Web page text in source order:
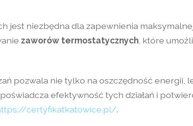
jest niezbędna dla zapewnienia
zaworów termostatycznych, które
pozwala nie tylko na oszczędność
efektywność tych działań i
certyfikatkatowice.pl/.